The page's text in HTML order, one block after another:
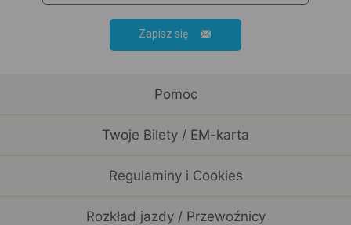
Zapisz się
Pomoc
Twoje Bilety / EM-karta
Regulaminy i Cookies
Rozkład jazdy / Przewoźnicy